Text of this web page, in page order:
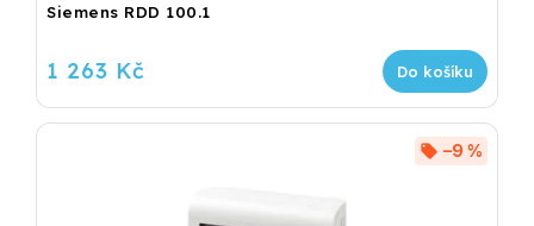
Siemens RDD 100.1
1 263 Kč Do košíku
–9 %